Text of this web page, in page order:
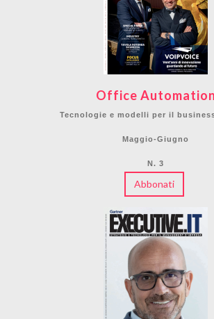
Office Automation
Tecnologie e modelli per il
Maggio-Giugno
N. 3
Abbonati